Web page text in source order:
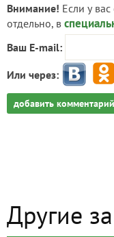
Внимание! Если у
отдельно, в
Ваш E-mail:
Или через:
добавить комментарий
Другие